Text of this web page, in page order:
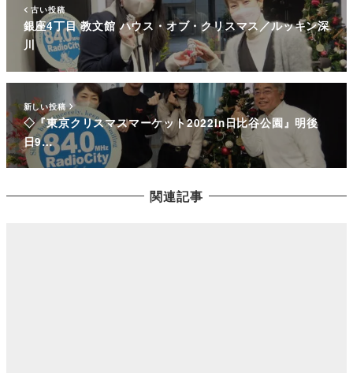
古い投稿
銀座4丁目 教文館 ハウス・オブ・クリスマス／ルッキン深
川
新しい投稿
◇『東京クリスマスマーケット2022in日比谷公園』明後
日9…
関連記事